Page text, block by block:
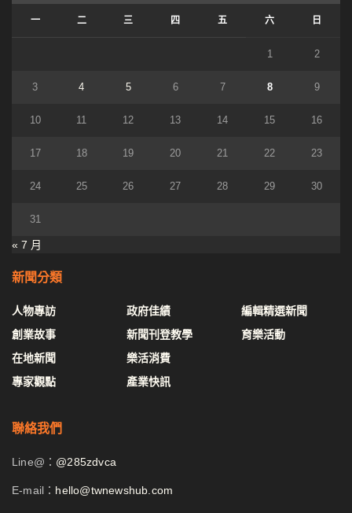
一 二 三 四 五 六 日
1 2
3 4 5 6 7 8 9
10 11 12 13 14 15 16
17 18 19 20 21 22 23
24 25 26 27 28 29 30
31
« 7 月
新聞分類
人物專訪
創業故事
在地新聞
專家觀點
政府佳績
新聞刊登教學
樂活消費
產業快訊
編輯精選新聞
育樂活動
聯絡我們
Line@： @285zdvca
E-mail： hello@twnewshub.com